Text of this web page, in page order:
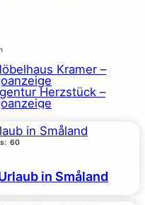
60
in Småland